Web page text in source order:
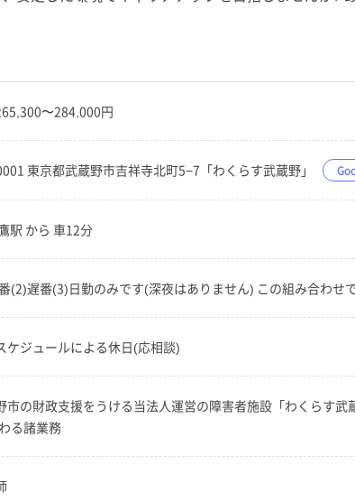
〜284,000円
東京都武蔵野市吉祥寺北町5−7「わくらす武蔵野」
駅 から 車12分
(2)遅番(3)日勤のみです(深夜はありません) この組み合わせ
ケジュールによる休日(応相談)
市の財政支援をうける当法人運営の障害者施設「わくらす
る諸業務